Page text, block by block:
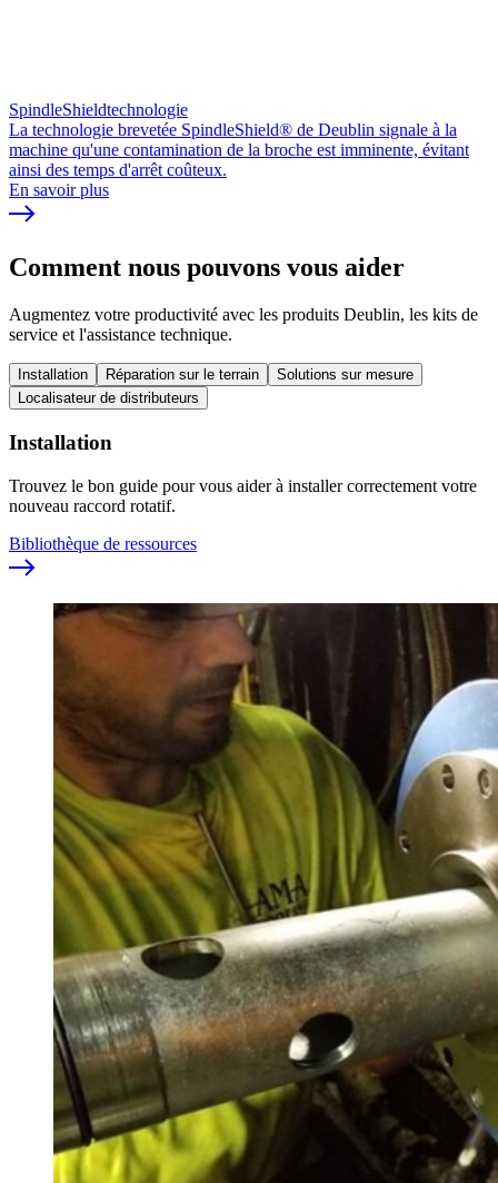
SpindleShieldtechnologie
La technologie brevetée SpindleShield® de Deublin signale à la
machine qu'une contamination de la broche est imminente, évitant
ainsi des temps d'arrêt coûteux.
En savoir plus
Comment nous pouvons vous aider
Augmentez votre productivité avec les produits Deublin, les kits de
service et l'assistance technique.
Installation Réparation sur le terrain
Solutions sur mesure
Localisateur de distributeurs
Installation
Trouvez le bon guide pour vous aider à installer correctement votre
nouveau raccord rotatif.
Bibliothèque de ressources